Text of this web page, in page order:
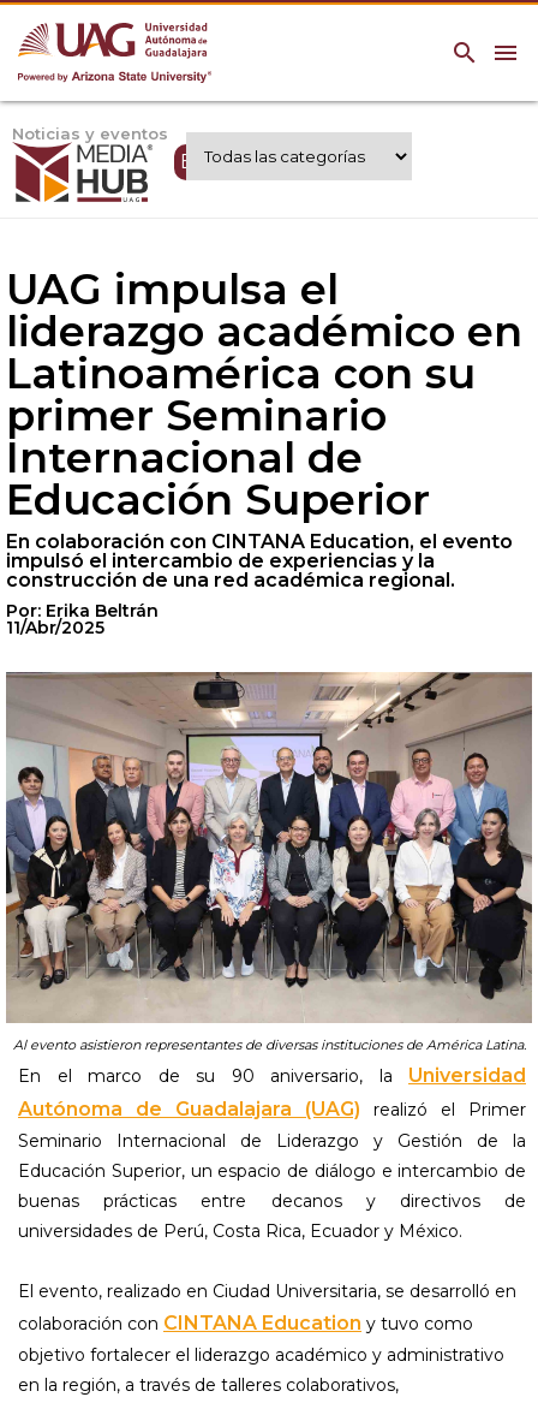
menu
search
Noticias y eventos
Expertos UAG
UAG impulsa el
liderazgo académico en
Latinoamérica con su
primer Seminario
Internacional de
Educación Superior
En colaboración con CINTANA Education, el evento
impulsó el intercambio de experiencias y la
construcción de una red académica regional.
Por: Erika Beltrán
11/Abr/2025
Al evento asistieron representantes de diversas instituciones de América Latina.
En el marco de su 90 aniversario, la Universidad
Autónoma de Guadalajara (UAG) realizó el Primer
Seminario Internacional de Liderazgo y Gestión de la
Educación Superior, un espacio de diálogo e intercambio de
buenas prácticas entre decanos y directivos de
universidades de Perú, Costa Rica, Ecuador y México.
El evento, realizado en Ciudad Universitaria, se desarrolló en
colaboración con CINTANA Education y tuvo como
objetivo fortalecer el liderazgo académico y administrativo
en la región, a través de talleres colaborativos,